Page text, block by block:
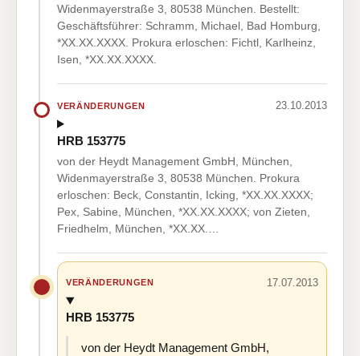
Widenmayerstraße 3, 80538 München. Bestellt:
Geschäftsführer: Schramm, Michael, Bad Homburg,
*XX.XX.XXXX. Prokura erloschen: Fichtl, Karlheinz,
Isen, *XX.XX.XXXX.
VERÄNDERUNGEN 23.10.2013
HRB 153775
von der Heydt Management GmbH, München,
Widenmayerstraße 3, 80538 München. Prokura
erloschen: Beck, Constantin, Icking, *XX.XX.XXXX;
Pex, Sabine, München, *XX.XX.XXXX; von Zieten,
Friedhelm, München, *XX.XX.…
VERÄNDERUNGEN 17.07.2013
HRB 153775
von der Heydt Management GmbH,